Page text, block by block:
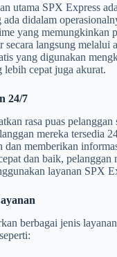
utama SPX Express
didalam
yang memungkinkan
secara langsung melalui
yang digunakan
cepat juga akurat.
24/7
rasa puas pelanggan
mereka tersedia
dan memberikan
dan baik, pelanggan
layanan SPX
berbagai jenis